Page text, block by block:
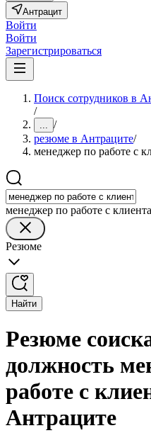
Антрацит
Войти
Войти
Зарегистрироваться
Поиск сотрудников в
/
... /
резюме в Антраците/
менеджер по работе с
менеджер по работе с
Резюме
Найти
Резюме
должность
работе с
Антраците